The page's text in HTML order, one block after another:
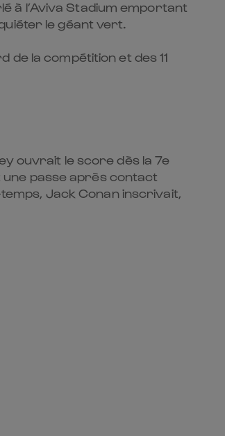
à l’Aviva Stadium emportant
le géant vert.
la compétition et des 11
ouvrait le score dès la 7e
passe après contact
Jack Conan inscrivait,